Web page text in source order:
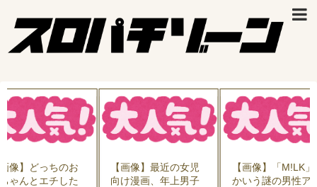
【画像】最近の女児
向け漫画、年上男子
【画像】「M!LK」と
かいう謎の男性アイ
【悲報
インフル